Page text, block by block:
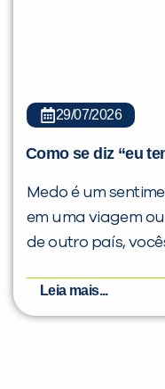
29/07/2026
Como se diz “eu
Medo é um
em uma viagem
de outro país,
Leia mais...